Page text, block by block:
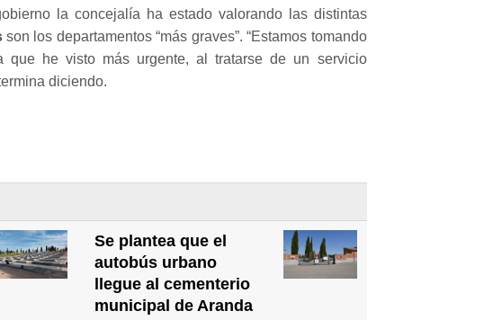
la concejalía ha estado valorando las distintas
son los departamentos “más graves”. “Estamos tomando
que he visto más urgente, al tratarse de un servicio
diciendo.
Se plantea que el
autobús urbano
llegue al cementerio
municipal de Aranda